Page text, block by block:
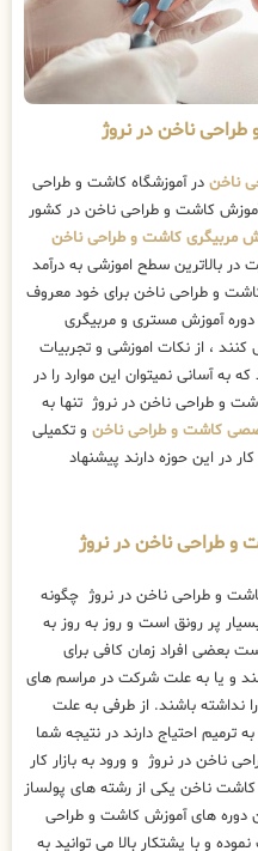
ناخن در نروژ
ناخن در آموزشگاه کاشت و طراحی
کاشت و طراحی ناخن در کشور
مربیگری کاشت و طراحی ناخن
در بالاترین سطح اموزشی به درآمد
کاشت و طراحی ناخن برای خود معروف
دوره آموزش مستری و مربیگری
، از نکات اموزشی و تجربیات
به آسانی نمیتوان این موارد را در
و طراحی ناخن در نروژ تنها به
کاشت و طراحی ناخن و تکمیلی
حداقل 5 سال سابقه کار در این حوزه دارند پیشنهاد
و طراحی ناخن در نروژ
و طراحی ناخن در نروژ چگونه
پر رونق است و روز به روز به
بعضی افراد زمان کافی برای
و یا به علت شرکت در مراسم های
نداشته باشند. از طرفی به علت
ترمیم احتیاج دارند در نتیجه شما
ناخن در نروژ و ورود به بازار کار
ناخن یکی از رشته های پولساز
دوره های آموزش کاشت و طراحی
و با پشتکار بالا می توانید به